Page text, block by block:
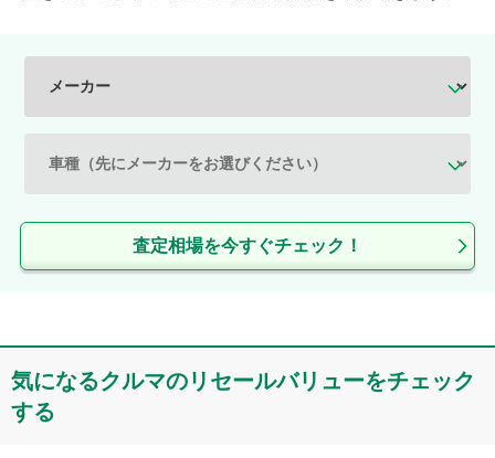
査定相場を今すぐチェック！
気になるクルマのリセールバリューをチェック
する